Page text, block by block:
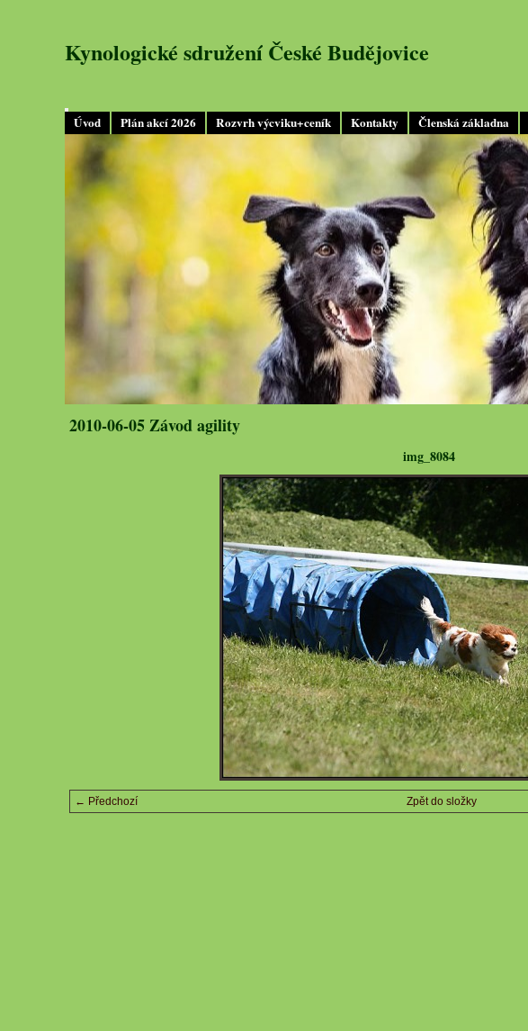
Úvod Plán akcí 2026 Rozvrh výcviku+ceník Kontakty Členská základna
Kynologické sdružení České Budějovice
2010-06-05 Závod agility
img_8084
← Předchozí Zpět do složky